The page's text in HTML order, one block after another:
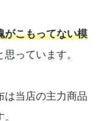
がこもってない模
思っています。
は当店の主力商品